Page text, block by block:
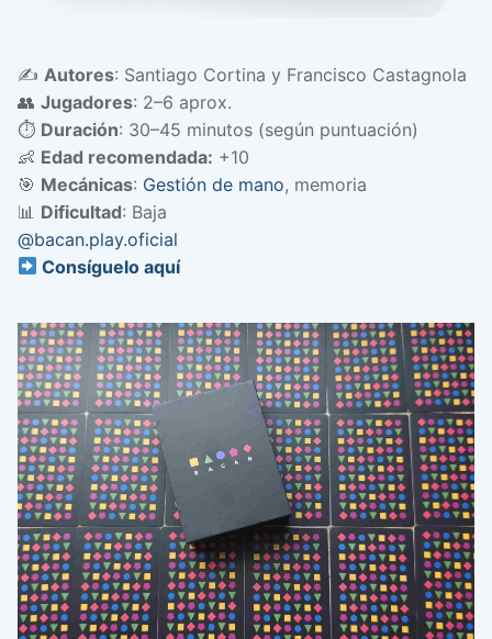
✍️ Autores: Santiago Cortina y Francisco Castagnola
👥 Jugadores: 2–6 aprox.
⏱️ Duración: 30–45 minutos (según puntuación)
👶 Edad recomendada: +10
🎯 Mecánicas: Gestión de mano, memoria
📊 Dificultad: Baja
@bacan.play.oficial
Consíguelo aquí